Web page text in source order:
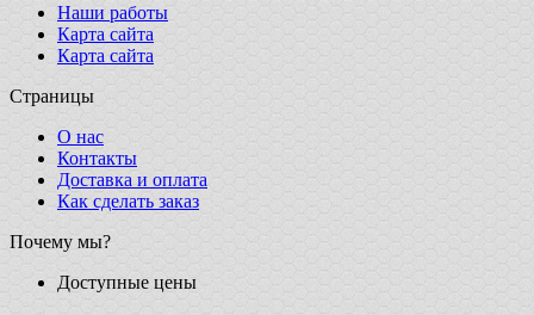
Наши работы
Карта сайта
Карта сайта
Страницы
О нас
Контакты
Доставка и оплата
Как сделать заказ
Почему мы?
Доступные цены